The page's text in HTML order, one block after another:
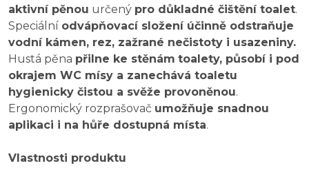
aktivní pěnou určený pro důkladné čištění toalet.
Speciální odvápňovací složení účinně odstraňuje
vodní kámen, rez, zažrané nečistoty i usazeniny.
Hustá pěna přilne ke stěnám toalety, působí i pod
okrajem WC mísy a zanechává toaletu
hygienicky čistou a svěže provoněnou.
Ergonomický rozprašovač umožňuje snadnou
aplikaci i na hůře dostupná místa.
Vlastnosti produktu